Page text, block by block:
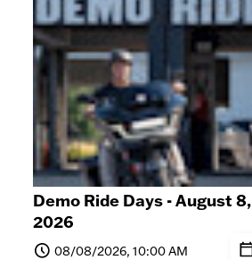
Demo Ride Days - August 8,
2026
08/08/2026, 10:00 AM